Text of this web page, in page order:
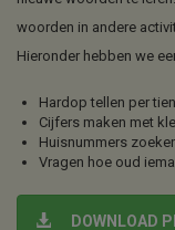
woorden in andere
Hieronder hebben we
Hardop tellen per
Cijfers maken met
Huisnummers
Vragen hoe oud
DOWNLOAD